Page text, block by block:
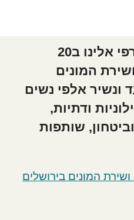
כן זה אפשרי! תצטרפי אלינו ב20
המונים
ונשיר אלפי נשים
ודתיות,
שותפות